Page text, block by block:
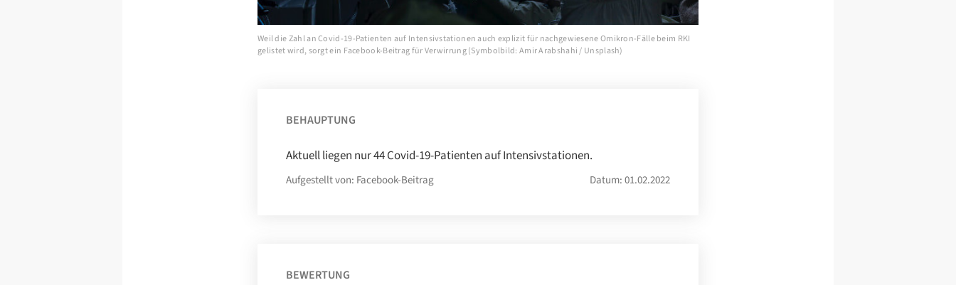
Weil die Zahl an Covid-19-Patienten auf Intensivstationen auch explizit für nachgewiesene Omikron-Fälle beim RKI
gelistet wird, sorgt ein Facebook-Beitrag für Verwirrung (Symbolbild: Amir Arabshahi / Unsplash)
BEHAUPTUNG
Aktuell liegen nur 44 Covid-19-Patienten auf Intensivstationen.
Aufgestellt von: Facebook-Beitrag Datum: 01.02.2022
BEWERTUNG